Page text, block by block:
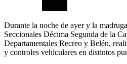
Durante la noche de ayer y la
Seccionales Décima Segunda de la
Departamentales Recreo y Belén,
y controles vehiculares en distintos